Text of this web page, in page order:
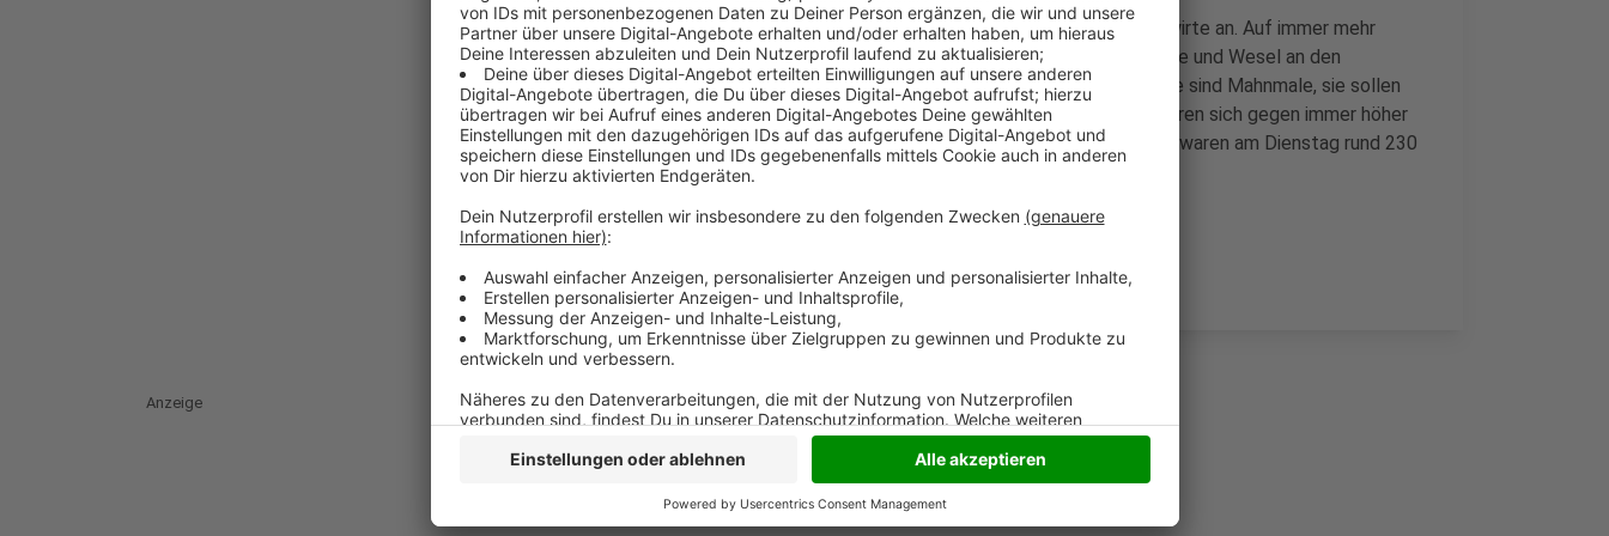
Auch nach dem großen Trecker-Korso hält der Protest der Landwirte an. Auf immer mehr
Feldern im Kreis Wesel stehen große grüne Kreuze - etwa in Hünxe und Wesel an den
Autobahnauffahrten oder in Schermbeck am Voshövel. Die Kreuze sind Mahnmale, sie sollen
die Umweltpolitik der Bundesregierung kritisieren. Die Bauern wehren sich gegen immer höher
werdende Auflagen. Bei einem Protestzug durch den Kreis Wesel waren am Dienstag rund 230
Trecker mitgefahren.
Anzeige
Anzeige